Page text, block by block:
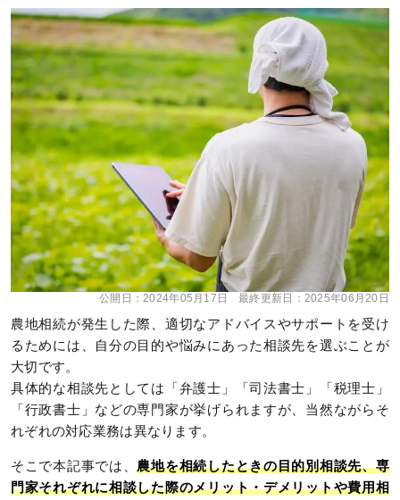
公開日：2024年05月17日 最終更新日： 2025年06月20日
農地相続が発生した際、適切なアドバイスやサポートを受け
るためには、自分の目的や悩みにあった相談先を選ぶことが
大切です。
具体的な相談先としては「弁護士」「司法書士」「税理士」
「行政書士」などの専門家が挙げられますが、当然ながらそ
れぞれの対応業務は異なります。
そこで本記事では、農地を相続したときの目的別相談先、専
門家それぞれに相談した際のメリット・デメリットや費用相